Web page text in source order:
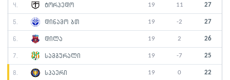
4. ტორპედო 19 11 27
5. დინამო ბთ 19 -2 27
6. დილა 19 2 26
7. სამგურალი 19 -7 25
8. სპაერი 19 0 22